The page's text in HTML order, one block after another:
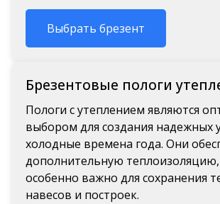
Выбрать брезент
Брезентовые пологи
Пологи с утеплением являются
выбором для создания надежных
холодные времена года. Они
дополнительную
особенно важно для сохранения
навесов и построек.